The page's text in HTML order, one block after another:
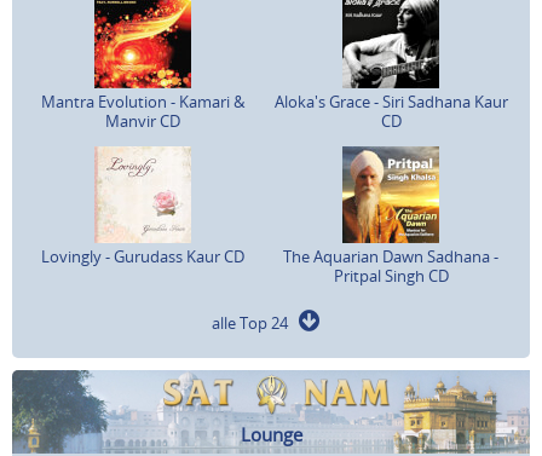
Mantra Evolution - Kamari &
Manvir CD
Aloka's Grace - Siri Sadhana Kaur
CD
Lovingly - Gurudass Kaur CD
The Aquarian Dawn Sadhana -
Pritpal Singh CD
alle Top 24
Lounge